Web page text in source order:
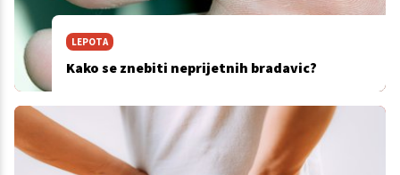
LEPOTA
Kako se znebiti neprijetnih bradavic?